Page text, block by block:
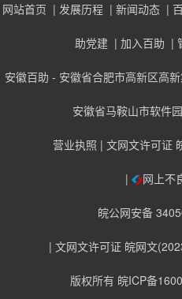
网站首页 | 发展历程 | 新闻动态 |
助党建 | 加入百助 |
安徽百助 - 安徽省合肥市高新区高
安徽省马鞍山市软件
营业执照 | 文网文许可证
| 网上不
皖公网安备
| 文网文许可证 皖网文
版权所有 皖ICP备